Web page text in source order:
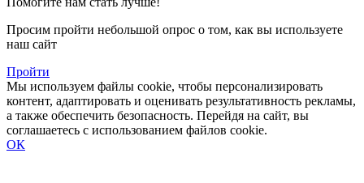
Просим пройти небольшой опрос о том, как вы используете
наш сайт
Пройти
Мы используем файлы cookie, чтобы персонализировать
контент, адаптировать и оценивать результативность рекламы,
а также обеспечить безопасность. Перейдя на сайт, вы
соглашаетесь с использованием файлов cookie.
ОК